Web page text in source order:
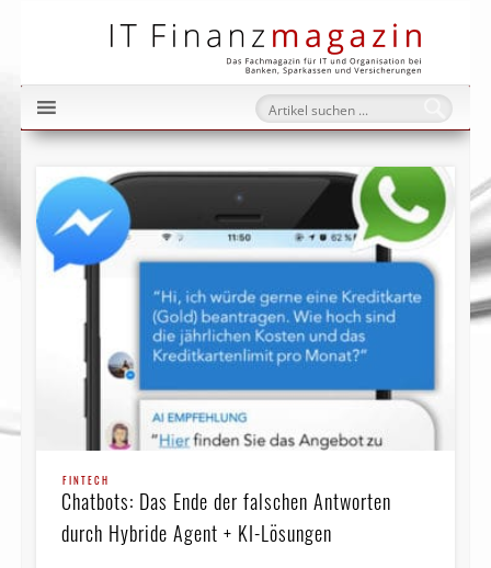
FINTECH
Chatbots: Das Ende der falschen Antworten
durch Hybride Agent + KI-Lösungen